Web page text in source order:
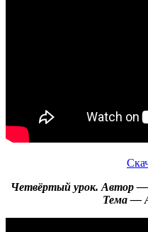
Четвёртый урок. Автор —
Тема —